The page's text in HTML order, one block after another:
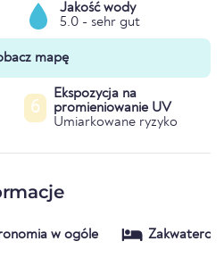
Jakość wody
5.0 - sehr gut
mapę
6
Ekspozycja na
promieniowanie UV
Umiarkowane ryzyko
w ogóle